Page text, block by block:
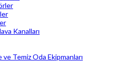
Kanalları
ve Temiz Oda Ekipmanları